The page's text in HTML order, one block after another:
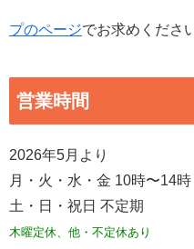
プのページでお求めくださ
営業時間
2026年5月より
月・火・水・金 10時〜14時
土・日・祝日 不定期
木曜定休、他・不定休あり